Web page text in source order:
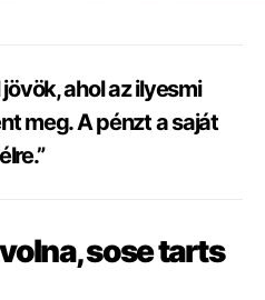
ahol az ilyesmi
meg. A pénzt a saját
sose tarts